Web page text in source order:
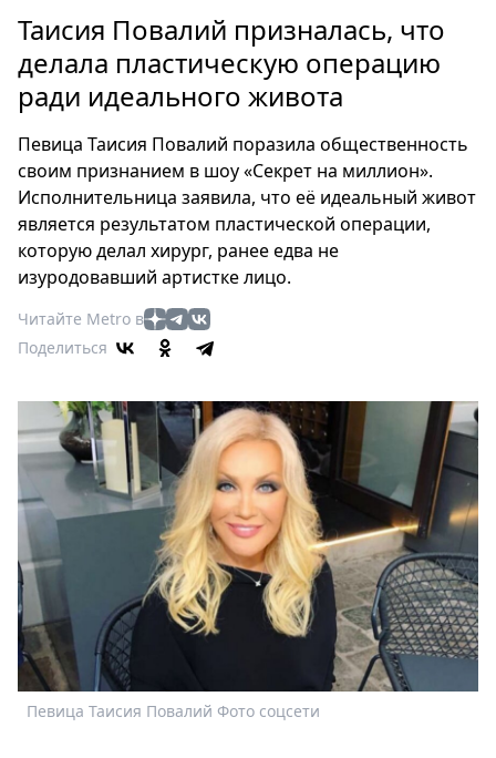
Россия
Мир
Здоровье
Туризм
Мода
Театр
Кино
Афиша
Книги
Выставки
релизы
О
Metro
Стримы
Спецпроекты
Звезды
Выборы
2026
Скачай
Metro
Таисия Повалий призналась, что
делала пластическую операцию
ради идеального живота
Певица Таисия Повалий поразила общественность
своим признанием в шоу «Секрет на миллион».
Исполнительница заявила, что её идеальный живот
является результатом пластической операции,
которую делал хирург, ранее едва не
изуродовавший артистке лицо.
Читайте Metro в
Поделиться
Певица Таисия Повалий Фото соцсети